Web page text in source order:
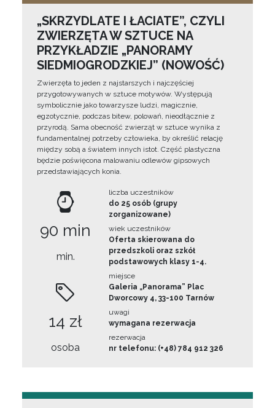
„SKRZYDLATE I ŁACIATE”, CZYLI
ZWIERZĘTA W SZTUCE NA
PRZYKŁADZIE „PANORAMY
SIEDMIOGRODZKIEJ” (NOWOŚĆ)
Zwierzęta to jeden z najstarszych i najczęściej
przygotowywanych w sztuce motywów. Występują
symbolicznie jako towarzysze ludzi, magicznie,
egzotycznie, podczas bitew, polowań, nieodłącznie z
przyrodą. Sama obecność zwierząt w sztuce wynika z
fundamentalnej potrzeby człowieka, by określić relację
między sobą a światem innych istot. Część plastyczna
będzie poświęcona malowaniu odlewów gipsowych
przedstawiających konia.
90 min
min.
14 zł
osoba
liczba uczestników
do 25 osób (grupy
zorganizowane)
wiek uczestników
Oferta skierowana do
przedszkoli oraz szkół
podstawowych klasy 1-4.
miejsce
Galeria „Panorama” Plac
Dworcowy 4, 33-100 Tarnów
uwagi
wymagana rezerwacja
rezerwacja
nr telefonu: (+48) 784 912 326